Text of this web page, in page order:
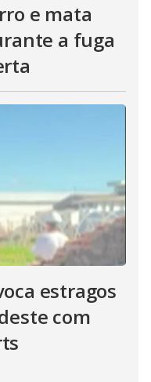
e mata
a fuga
estragos
com